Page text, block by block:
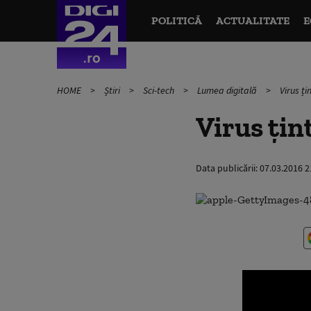
POLITICĂ ACTUALITATE
HOME Știri Sci-tech Lumea digitală Virus
Virus
Data publicării:07.03.2016